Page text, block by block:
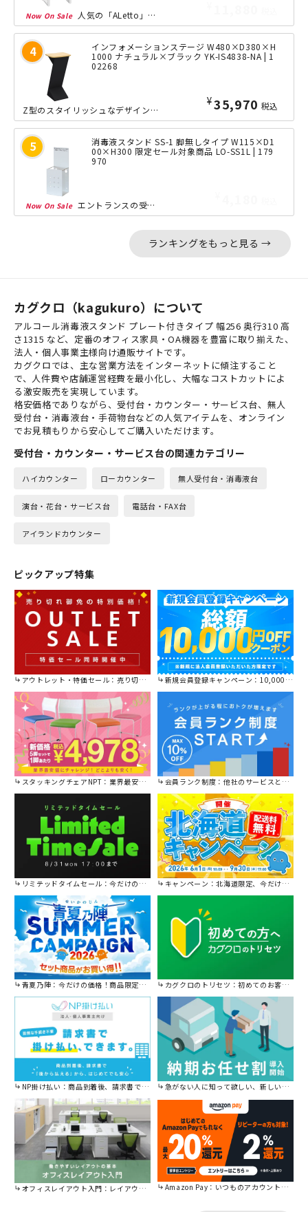
人気の「ALetto」シリーズならではのフォルムをそのままに、おしゃれなフロント...
インフォメーションステージ W480×D380×H
1000 ナチュラル×ブラック YK-IS4838-NA | 1
02268
¥35,970 税込
Z型のスタイリッシュなデザインで、パッと目を惹く印象的なインフォメーションステー...
消毒液スタンド SS-1 脚無しタイプ W115×D1
00×H300 限定セール対象商品 LO-SS1L | 179
970
エントランスの受付カウンターはもちろん、デスクやテーブル、キャビネットの上など、...
ランキングをもっと見る →
カグクロ（kagukuro）について
アルコール消毒液スタンド プレート付きタイプ 幅256 奥行310 高
さ1315 など、定番のオフィス家具・OA機器を豊富に取り揃えた、
法人・個人事業主様向け通販サイトです。
カグクロでは、主な営業方法をインターネットに傾注すること
で、人件費や店舗運営経費を最小化し、大幅なコストカットによ
る激安販売を実現しています。
格安価格でありながら、受付台・カウンター・サービス台、無人
受付台・消毒液台・手荷物台などの人気アイテムを、オンライン
でお見積もりから安心してご購入いただけます。
受付台・カウンター・サービス台の関連カテゴリー
ハイカウンター ローカウンター 無人受付台・消毒液台
演台・花台・サービス台 電話台・FAX台
アイランドカウンター
ピックアップ特集
アウトレット・特価セール：売り切れ御免の特別価格！ 新規会員登録キャンペーン：10,000円OFFクーポン進呈中！
スタッキングチェアNPT：業界最安値に挑戦！ 会員ランク制度：他社のサービスと比較してください。
リミテッドタイムセール：今だけの限定セール。 キャンペーン：北海道限定、今だけ送料無料！
青夏乃陣：今だけの価格！商品限定セール開催中です。 カグクロのトリセツ：初めてのお客様はこちら。
NP掛け払い：商品到着後、請求書で後から払えます。 急がない人に知って欲しい、新しい割引を始めました。
オフィスレイアウト入門：レイアウトの基本をご紹介。 Amazon Pay：いつものアカウントで簡単に決済可能。